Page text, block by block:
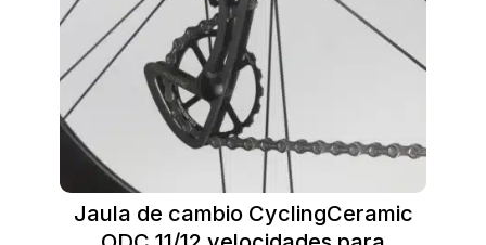
Jaula de cambio CyclingCeramic